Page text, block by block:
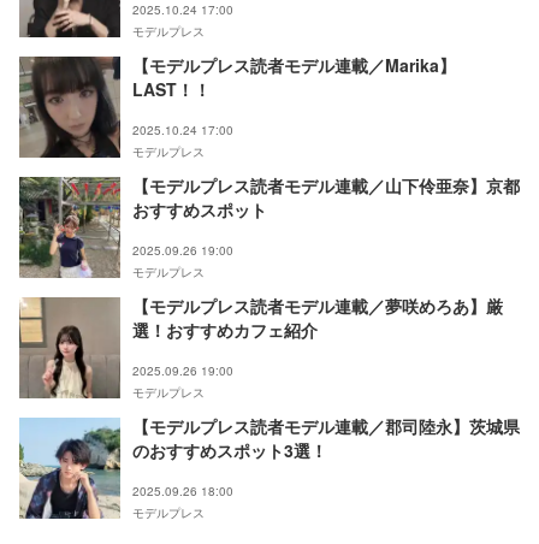
2025.10.24 17:00
モデルプレス
【モデルプレス読者モデル連載／Marika】
LAST！！
2025.10.24 17:00
モデルプレス
【モデルプレス読者モデル連載／山下伶亜奈】京都
おすすめスポット
2025.09.26 19:00
モデルプレス
【モデルプレス読者モデル連載／夢咲めろあ】厳
選！おすすめカフェ紹介
2025.09.26 19:00
モデルプレス
【モデルプレス読者モデル連載／郡司陸永】茨城県
のおすすめスポット3選！
2025.09.26 18:00
モデルプレス